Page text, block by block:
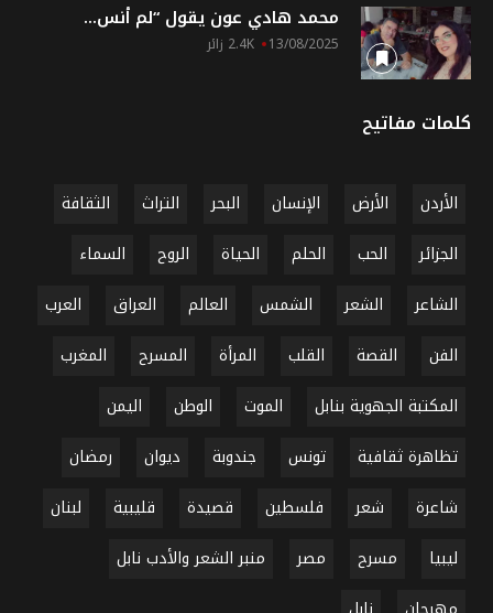
محمد هادي عون يقول “لم أنس...
13/08/2025 2.4K زائر
كلمات مفاتيح
الأردن الأرض الإنسان البحر التراث
الثقافة
الجزائر
الحب الحلم الحياة الروح
السماء
الشاعر
الشعر الشمس العالم العراق
العرب
الفن
القصة القلب المرأة المسرح
المغرب
المكتبة الجهوية بنابل
الموت الوطن
اليمن
تظاهرة ثقافية
تونس جندوبة ديوان
رمضان
شاعرة
شعر فلسطين قصيدة قليبية
لبنان
ليبيا
مسرح مصر
منبر الشعر والأدب نابل